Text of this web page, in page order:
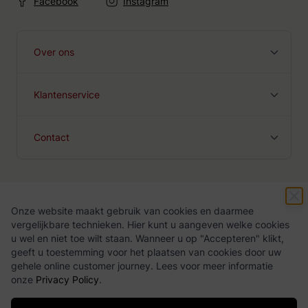
Onze website maakt gebruik van cookies en daarmee
vergelijkbare technieken. Hier kunt u aangeven welke cookies
u wel en niet toe wilt staan. Wanneer u op "Accepteren" klikt,
geeft u toestemming voor het plaatsen van cookies door uw
gehele online customer journey. Lees voor meer informatie
onze Privacy Policy.
Over ons
Klantenservice
Contact
Algemene voorwaarden Privacy Policy